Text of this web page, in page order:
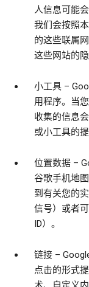
人信息可能
我们会按照
的这些联属
这些网站的隐
小工具 –
用程序。当
收集的信息
或小工具的
位置数据 –
谷歌手机地
到有关您的
信号）或者
ID）。
链接 –
点击的形式